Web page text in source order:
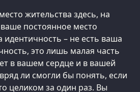
жительства здесь, на
постоянное место
идентичность – не есть ваша
это лишь малая часть
в вашем сердце и в вашей
ли смогли бы понять, если
целиком за один раз. Вы